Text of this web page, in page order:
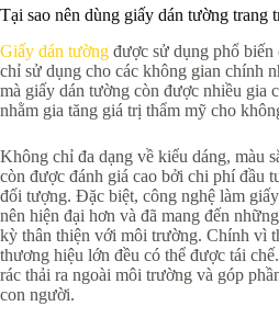
Tại sao nên dùng giấy dán tường trang
Giấy dán tường được sử dụng phổ
chỉ sử dụng cho các không gian chính
mà giấy dán tường còn được nhiều gia
nhằm gia tăng giá trị thẩm mỹ cho
Không chỉ đa dạng về kiểu dáng, màu
còn được đánh giá cao bởi chi phí đầu
đối tượng. Đặc biệt, công nghệ làm
nên hiện đại hơn và đã mang đến
kỳ thân thiện với môi trường. Chính vì
thương hiệu lớn đều có thể được tái
rác thải ra ngoài môi trường và góp
con người.